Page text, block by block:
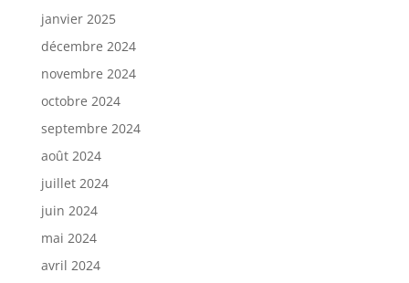
janvier 2025
décembre 2024
novembre 2024
octobre 2024
septembre 2024
août 2024
juillet 2024
juin 2024
mai 2024
avril 2024